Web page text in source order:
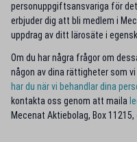
personuppgiftsansvariga för
erbjuder dig att bli medlem i
uppdrag av ditt lärosäte i
Om du har några frågor om
någon av dina rättigheter som
har du när vi behandlar dina
kontakta oss genom att maila
Mecenat Aktiebolag, Box 11215,